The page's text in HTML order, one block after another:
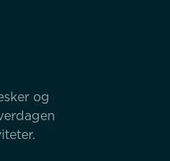
og